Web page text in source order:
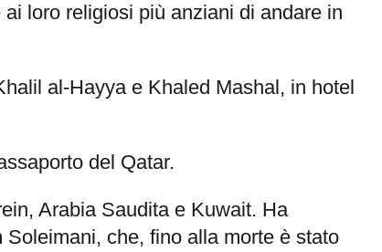
loro religiosi più anziani di andare in
al-Hayya e Khaled Mashal, in hotel
del Qatar.
Arabia Saudita e Kuwait. Ha
che, fino alla morte è stato